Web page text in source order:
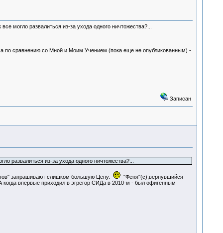
могло развалиться из-за ухода одного ничтожества?...
по сравнению со Мной и Моим Учением (пока еще не опубликованным) -
Записан
развалиться из-за ухода одного ничтожества?...
запрашивают слишком большую Цену.
"Феня"(c),вернувшийся
впервые приходил в эгрегор СИДа в 2010-м - был офигенным